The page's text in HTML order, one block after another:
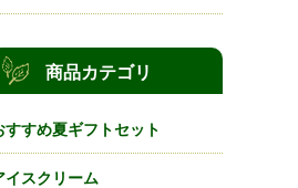
商品カテゴリ
すすめ夏ギフトセット
イスクリーム